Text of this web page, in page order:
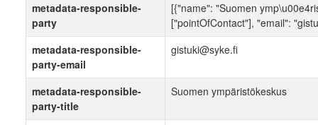
metadata-responsible-
party
[{"name": "Suomen
["pointOfContact"], "email":
metadata-responsible-
party-email
gistuki@syke.fi
metadata-responsible-
party-title
Suomen ympäristökeskus